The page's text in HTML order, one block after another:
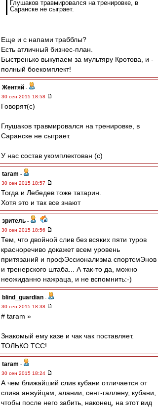
Глушаков травмировался на тренировке, в
Саранске не сыграет.
Еще и с напами трабблы?
Есть атличный бизнес-план.
Быстренько выкупаем за мультяру Кротова, и -
полный боекомплект!
Жентяй -
30 сен 2015 18:58
Говорят(с)
Глушаков травмировался на тренировке, в
Саранске не сыграет.
У нас состав укомплектован (с)
taram -
30 сен 2015 18:57
Тогда и Лебедев тоже татарин.
Хотя это и так все знают
зpитель -
30 сен 2015 18:56
Тем, что двойной слив без всяких пяти туров
красноречиво докажет всем уровень
притязаний и профЭссионализма спортсмЭнов
и тренерского штаба... А так-то да, можно
неожиданно нажраца, и не вспомнить:-)
blind_guardian -
30 сен 2015 18:38
# taram »
Знакомый ему казе и чак чак поставляет.
ТОЛЬКО ТСС!
taram -
30 сен 2015 18:24
А чем ближайший слив кубани отличается от
слива анжуйцам, алании, сент-галлену, кубани,
чтобы после него забить, наконец, на этот вид